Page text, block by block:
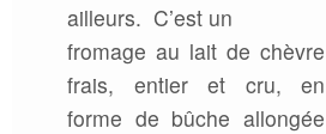
ailleurs. C’est un
fromage au lait de chèvre
frais, entier et cru, en
forme de bûche allongée